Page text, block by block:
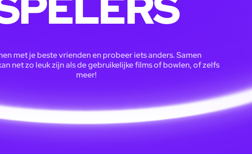
met je beste vrienden en probeer iets anders. Samen
net zo leuk zijn als de gebruikelijke films of bowlen, of zelfs
meer!